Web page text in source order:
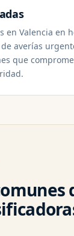
en Valencia en
averías
que